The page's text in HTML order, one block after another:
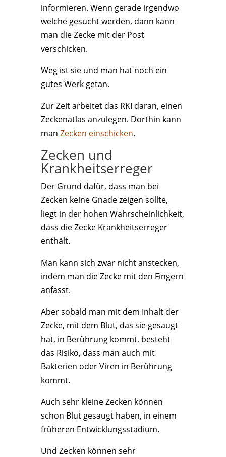
informieren. Wenn gerade irgendwo
welche gesucht werden, dann kann
man die Zecke mit der Post
verschicken.
Weg ist sie und man hat noch ein
gutes Werk getan.
Zur Zeit arbeitet das RKI daran, einen
Zeckenatlas anzulegen. Dorthin kann
man Zecken einschicken.
Zecken und
Krankheitserreger
Der Grund dafür, dass man bei
Zecken keine Gnade zeigen sollte,
liegt in der hohen Wahrscheinlichkeit,
dass die Zecke Krankheitserreger
enthält.
Man kann sich zwar nicht anstecken,
indem man die Zecke mit den Fingern
anfasst.
Aber sobald man mit dem Inhalt der
Zecke, mit dem Blut, das sie gesaugt
hat, in Berührung kommt, besteht
das Risiko, dass man auch mit
Bakterien oder Viren in Berührung
kommt.
Auch sehr kleine Zecken können
schon Blut gesaugt haben, in einem
früheren Entwicklungsstadium.
Und Zecken können sehr